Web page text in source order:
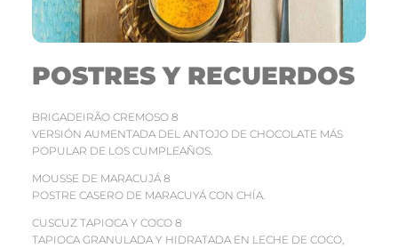
POSTRES Y RECUERDOS
BRIGADEIRÃO CREMOSO 8
VERSIÓN AUMENTADA DEL ANTOJO DE CHOCOLATE MÁS
POPULAR DE LOS CUMPLEAÑOS.
MOUSSE DE MARACUJÁ 8
POSTRE CASERO DE MARACUYÁ CON CHÍA.
CUSCUZ TAPIOCA Y COCO 8
TAPIOCA GRANULADA Y HIDRATADA EN LECHE DE COCO,